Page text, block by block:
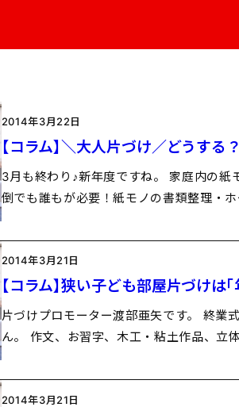
2014年3月22日
【コラム】＼大人片づけ／どうす
3月も終わり♪新年度ですね。 家庭内の紙
倒でも誰もが必要！紙モノの書類整理・
2014年3月21日
【コラム】狭い子ども部屋片づけは
片づけプロモーター渡部亜矢です。 終業
ん。 作文、お習字、木工・粘土作品、立
2014年3月21日